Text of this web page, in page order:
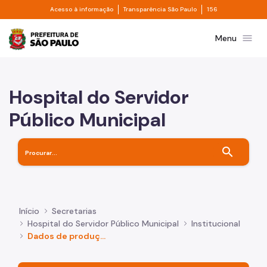
Pular para o Conteúdo principal
Acesso à informação Divisor de acesso à informação
Transparência São Paulo Divisor de
156
Prefeitura de São PauloMenu menu
Hospital do Servidor
Público Municipal
search
Início
Secretarias
Hospital do Servidor Público Municipal
Institucional
Dados de produção